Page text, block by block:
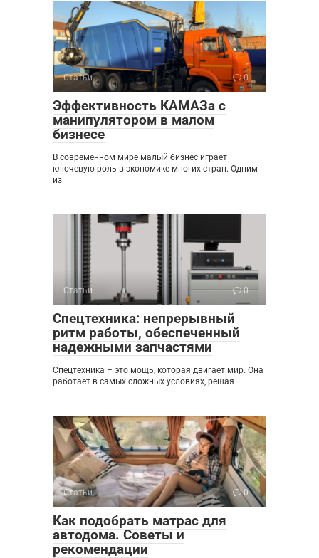
Статьи 0
Эффективность КАМАЗа с
манипулятором в малом
бизнесе
В современном мире малый бизнес играет
ключевую роль в экономике многих стран. Одним
из
Статьи 0
Спецтехника: непрерывный
ритм работы, обеспеченный
надежными запчастями
Спецтехника – это мощь, которая двигает мир. Она
работает в самых сложных условиях, решая
Статьи 0
Как подобрать матрас для
автодома. Советы и
рекомендации